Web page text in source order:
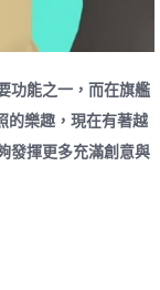
功能之一，而在旗艦
的樂趣，現在有著越
發揮更多充滿創意與